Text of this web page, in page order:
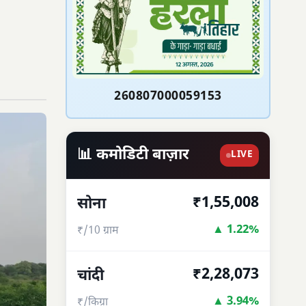
260807000059153
📊 कमोडिटी बाज़ार LIVE
सोना
₹/10 ग्राम
₹1,55,008
▲ 1.22%
चांदी
₹/किग्रा
₹2,28,073
▲ 3.94%